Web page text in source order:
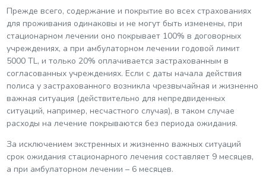
Прежде всего, содержание и покрытие во всех страхованиях
для проживания одинаковы и не могут быть изменены, при
стационарном лечении оно покрывает 100% в договорных
учреждениях, а при амбулаторном лечении годовой лимит
5000 TL, и только 20% оплачивается застрахованным в
согласованных учреждениях. Если с даты начала действия
полиса у застрахованного возникла чрезвычайная и жизненно
важная ситуация (действительно для непредвиденных
ситуаций, например, несчастного случая), в таком случае
расходы на лечение покрываются без периода ожидания.
За исключением экстренных и жизненно важных ситуаций
срок ожидания стационарного лечения составляет 9 месяцев,
а при амбулаторном лечении – 6 месяцев.